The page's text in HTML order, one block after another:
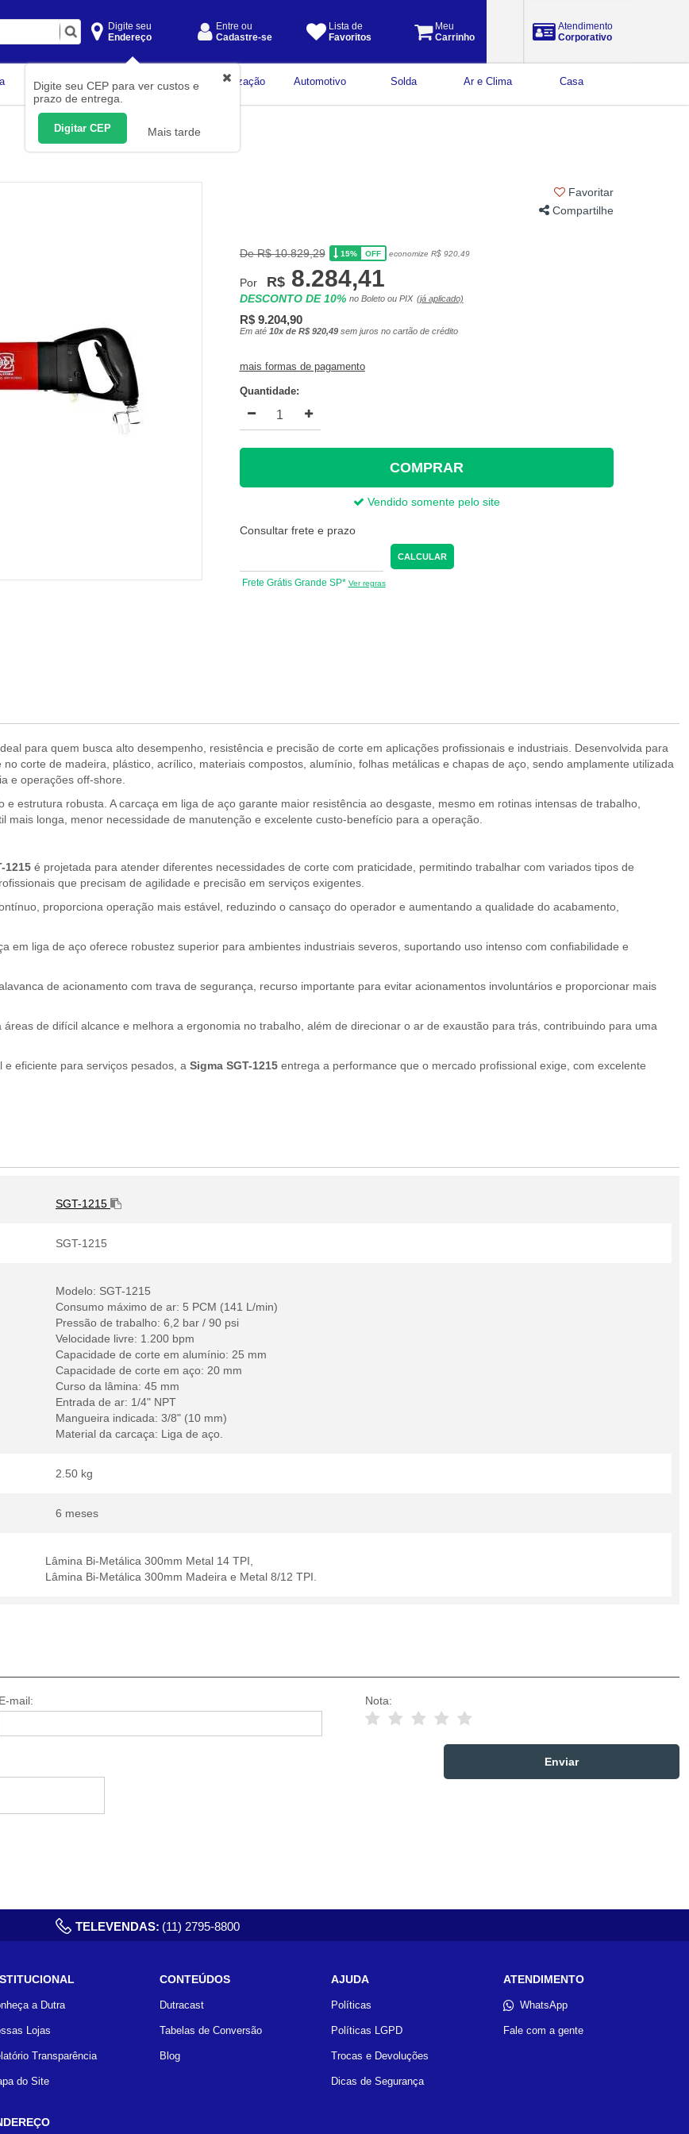
Digite seu
Endereço
Digite seu CEP para ver custos e
prazo de entrega.
Digitar CEP Mais tarde
Entre ou
Cadastre-se
Lista de
Favoritos
Meu
Carrinho
Atendimento
Corporativo
Construção Civil
Medição
Organização Automotivo Solda Ar e Clima Casa
Favoritar
Compartilhe
De R$ 10.829,29 15% OFF economize R$ 920,49
Por R$ 8.284,41
DESCONTO DE 10% no Boleto ou PIX (já aplicado)
R$ 9.204,90
Em até 10x de R$ 920,49sem juros no cartão de crédito
mais formas de pagamento
Quantidade:
COMPRAR
Vendido somente pelo site
Consultar frete e prazo
CALCULAR
Frete Grátis Grande SP* Ver regras
para quem busca alto desempenho, resistência e precisão de corte em aplicações profissionais e industriais. Desenvolvida para
corte de madeira, plástico, acrílico, materiais compostos, alumínio, folhas metálicas e chapas de aço, sendo amplamente utilizada
e operações off-shore.
estrutura robusta. A carcaça em liga de aço garante maior resistência ao desgaste, mesmo em rotinas intensas de trabalho,
longa, menor necessidade de manutenção e excelente custo-benefício para a operação.
1215 é projetada para atender diferentes necessidades de corte com praticidade, permitindo trabalhar com variados tipos de
que precisam de agilidade e precisão em serviços exigentes.
proporciona operação mais estável, reduzindo o cansaço do operador e aumentando a qualidade do acabamento,
em liga de aço oferece robustez superior para ambientes industriais severos, suportando uso intenso com confiabilidade e
de acionamento com trava de segurança, recurso importante para evitar acionamentos involuntários e proporcionar mais
áreas de difícil alcance e melhora a ergonomia no trabalho, além de direcionar o ar de exaustão para trás, contribuindo para uma
eficiente para serviços pesados, a Sigma SGT-1215 entrega a performance que o mercado profissional exige, com excelente
SGT-1215
SGT-1215
Modelo: SGT-1215
Consumo máximo de ar: 5 PCM (141 L/min)
Pressão de trabalho: 6,2 bar / 90 psi
Velocidade livre: 1.200 bpm
Capacidade de corte em alumínio: 25 mm
Capacidade de corte em aço: 20 mm
Curso da lâmina: 45 mm
Entrada de ar: 1/4" NPT
Mangueira indicada: 3/8" (10 mm)
Material da carcaça: Liga de aço.
2.50 kg
6 meses
Lâmina Bi-Metálica 300mm Metal 14 TPI,
Lâmina Bi-Metálica 300mm Madeira e Metal 8/12 TPI.
E-mail: Nota:
TELEVENDAS: (11) 2795-8800
a Dutra
Lojas
Transparência
do Site
CONTEÚDOS
Dutracast
Tabelas de Conversão
Blog
AJUDA
Políticas
Políticas LGPD
Trocas e Devoluções
Dicas de Segurança
ATENDIMENTO
WhatsApp
Fale com a gente